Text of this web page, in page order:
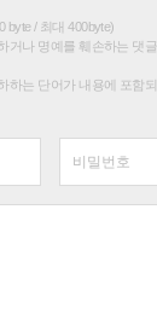
byte / 최대 400byte)
거나 명예를 훼손하는 댓
하는 단어가 내용에 포함